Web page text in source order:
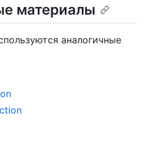
материалы
аналогичные